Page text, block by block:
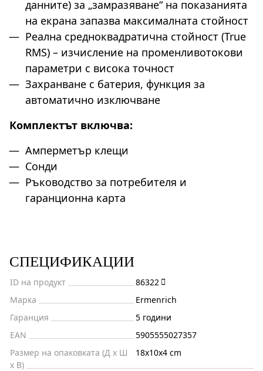
данните) за „замразяване“ на показанията
на екрана запазва максималната стойност
Реална средноквадратична стойност (True
RMS) – изчисление на променливотокови
параметри с висока тoчност
Захранване с батерия, функция за
автоматично изключване
Комплектът включва:
Амперметър клещи
Сонди
Ръководство за потребителя и
гаранционна карта
СПЕЦИФИКАЦИИ
ID на продукт
86322
Марка
Ermenrich
Гаранция
5 години
EAN
5905555027357
Размер на опаковката (Д x Ш
x В)
18x10x4 cm